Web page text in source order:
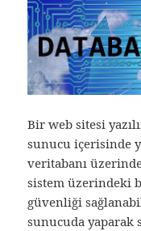
Bir web sitesi
sunucu içerisinde
veritabanı
sistem üzerindeki
güvenliği
sunucuda yaparak